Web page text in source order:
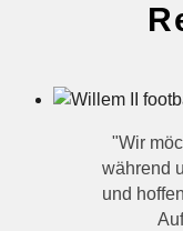
"Wir
während
und